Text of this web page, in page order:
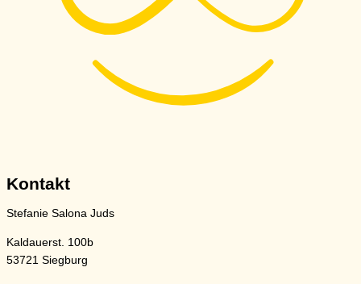
Kontakt
Stefanie Salona Juds
Kaldauerst. 100b
53721 Siegburg